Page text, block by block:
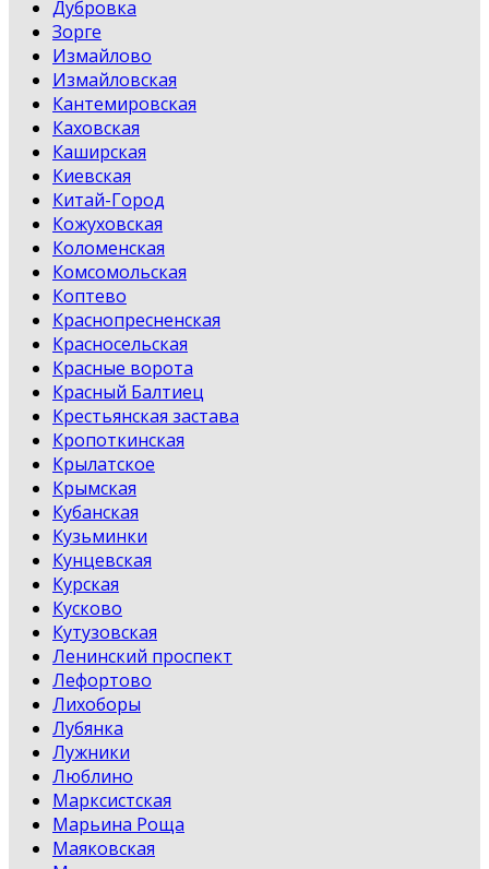
Дубровка
Зорге
Измайлово
Измайловская
Кантемировская
Каховская
Каширская
Киевская
Китай-Город
Кожуховская
Коломенская
Комсомольская
Коптево
Краснопресненская
Красносельская
Красные ворота
Красный Балтиец
Крестьянская застава
Кропоткинская
Крылатское
Крымская
Кубанская
Кузьминки
Кунцевская
Курская
Кусково
Кутузовская
Ленинский проспект
Лефортово
Лихоборы
Лубянка
Лужники
Люблино
Марксистская
Марьина Роща
Маяковская